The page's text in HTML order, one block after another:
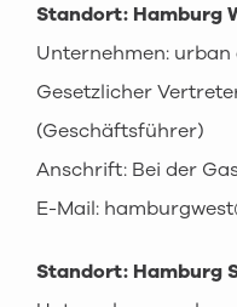
Standort: Hamburg
Unternehmen: urban
Gesetzlicher
(Geschäftsführer)
Anschrift: Bei der
E-Mail:
Standort: Hamburg